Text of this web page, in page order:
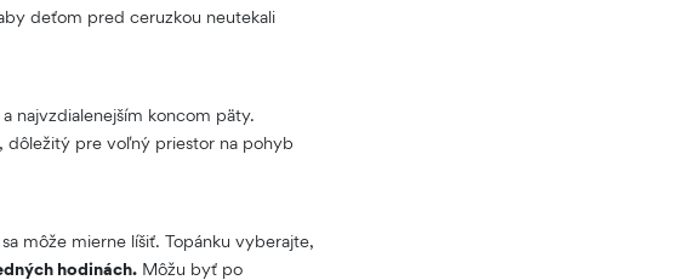
deťom pred ceruzkou neutekali
najvzdialenejším koncom päty.
dôležitý pre voľný priestor na pohyb
môže mierne líšiť. Topánku vyberajte,
hodinách. Môžu byť po